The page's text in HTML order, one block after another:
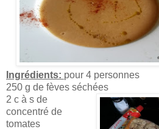
Ingrédients: pour 4 personnes
250 g de fèves séchées
2 c à s de
concentré de
tomates